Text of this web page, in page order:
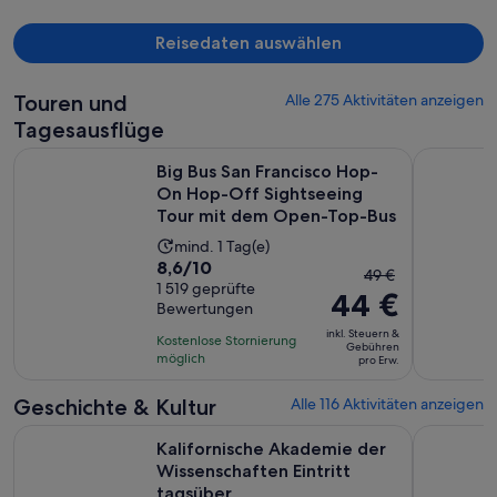
Reisedaten auswählen
Touren und
Tagesausflüge
Alle 275 Aktivitäten anzeigen
Big Bus San Francisco Hop-
On Hop-Off Sightseeing
Tour mit dem Open-Top-Bus
Die
Aktivität
dauert
1 Tag
mind. 1 Tag(e)
8.6
von
10,
basierend
auf
Bewertungen.
8,6/10
1 519 geprüfte
Bewertungen
Kostenlose Stornierung
möglich
Der
vorherige
Preis
war
49 €
der
aktuelle
Preis
49 €
44 €
inkl. Steuern &
Gebühren
pro Erw.
Geschichte & Kultur Alle 116 Aktivitäten anzeigen
Kalifornische Akademie der
Wissenschaften Eintritt